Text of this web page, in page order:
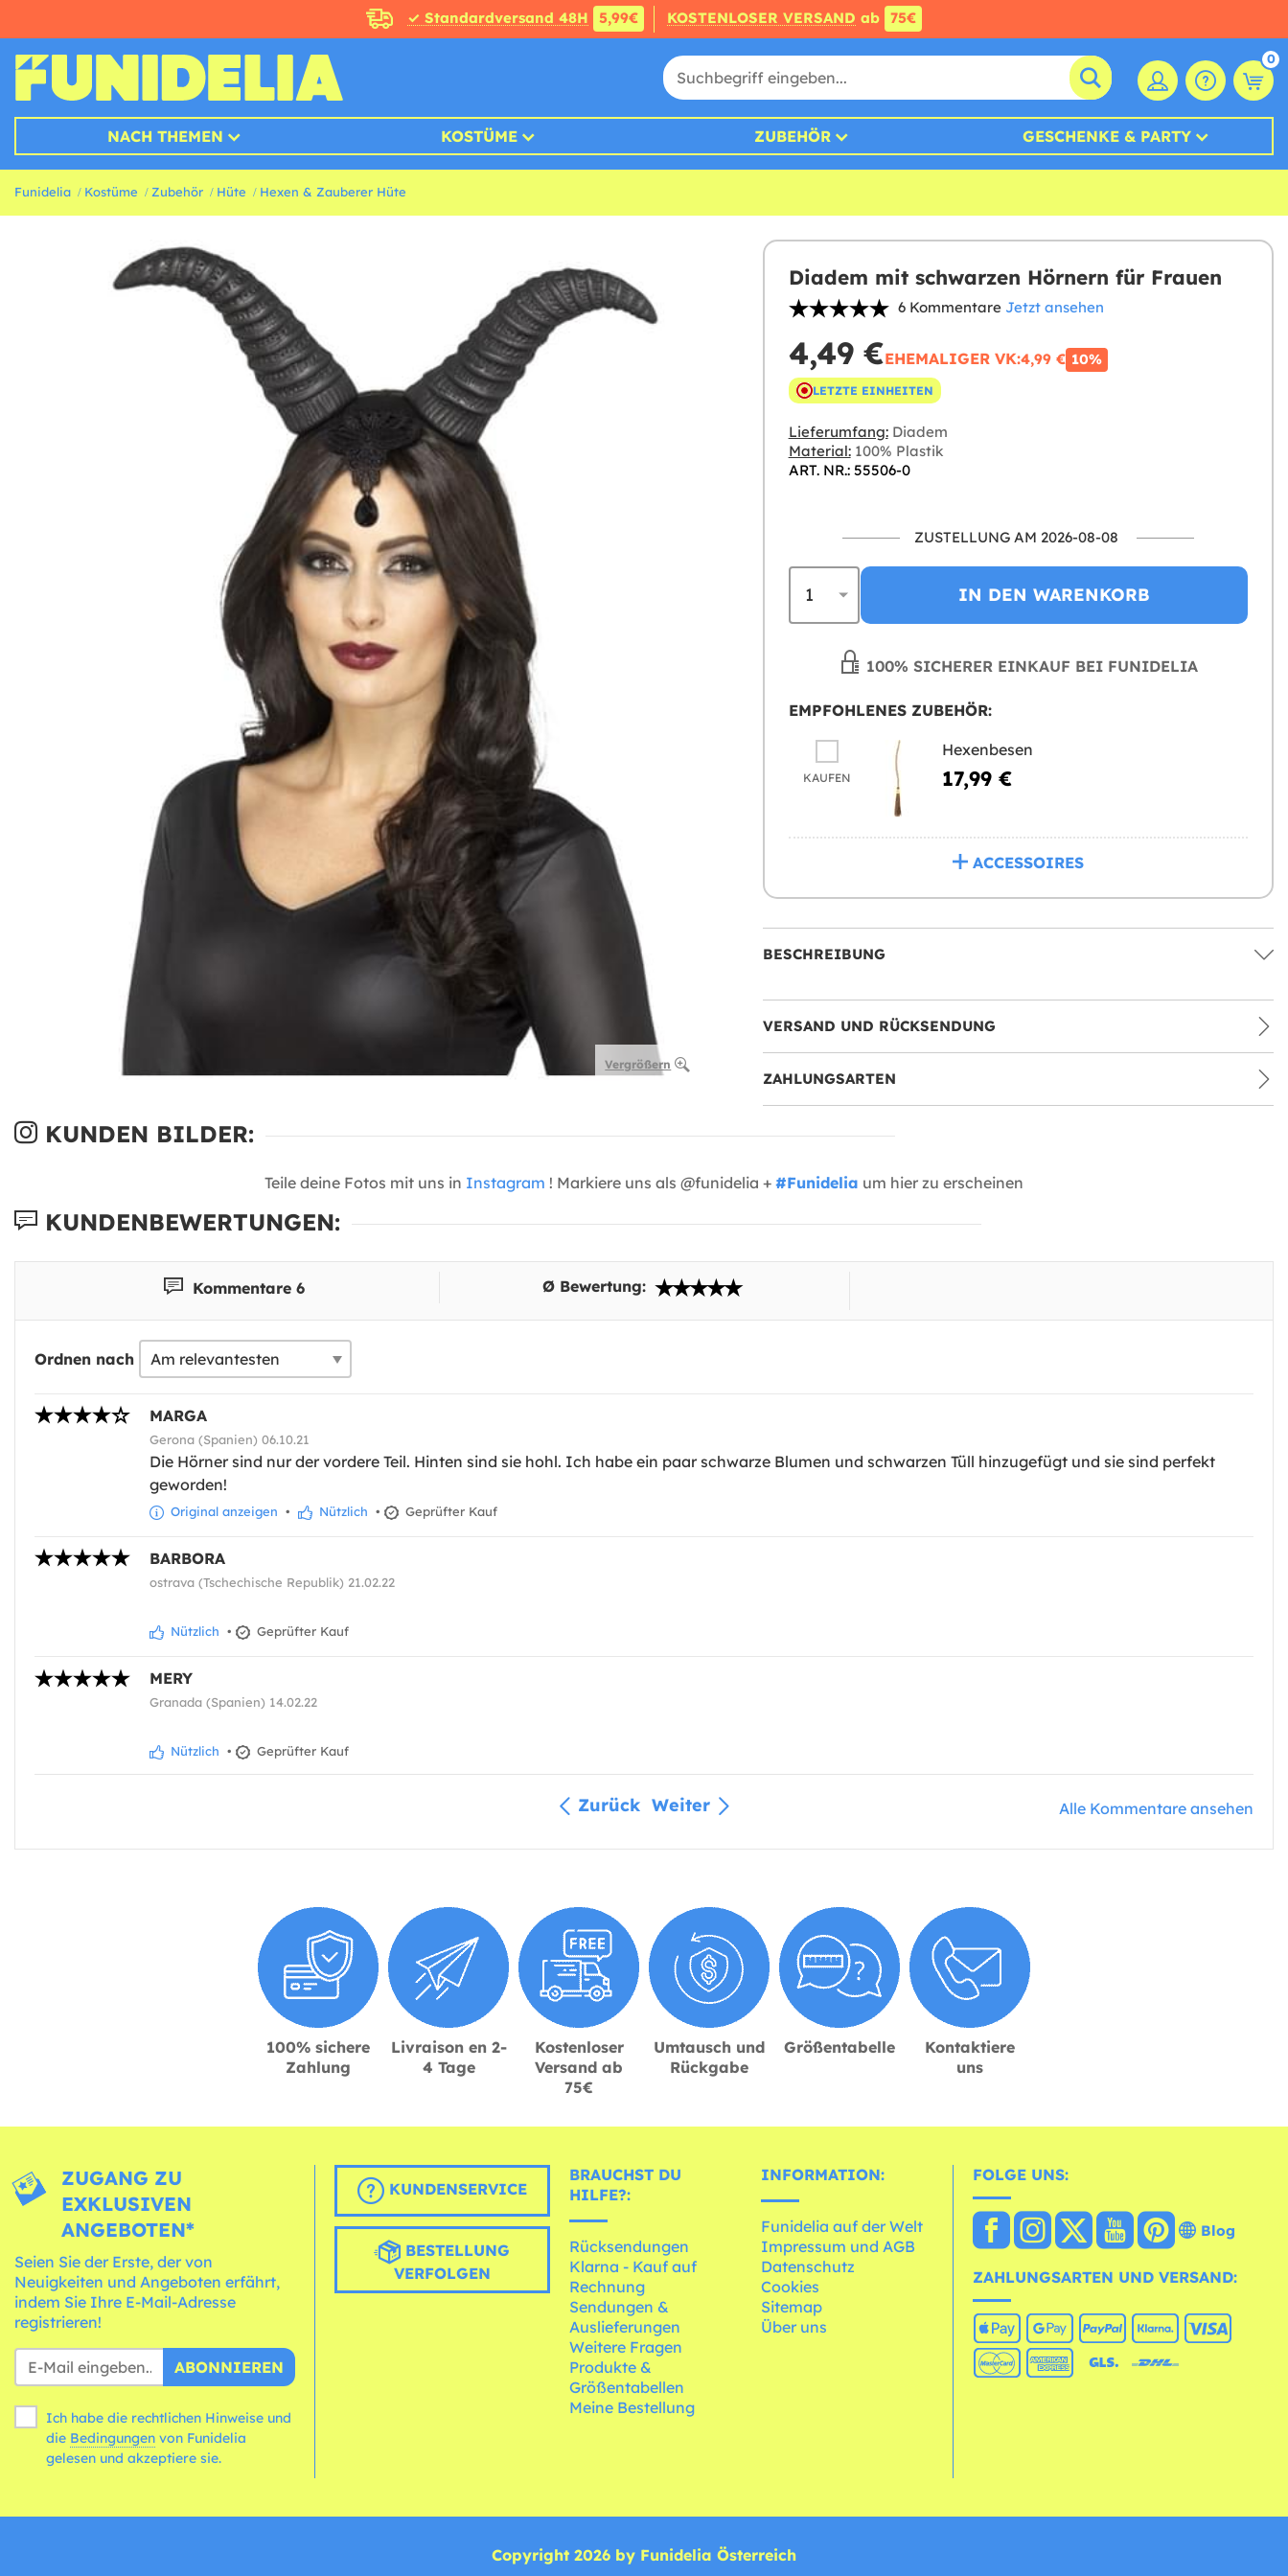
✓ Standardversand 48H 5,99€ KOSTENLOSER VERSAND ab 75€
0
NACH THEMEN KOSTÜME ZUBEHÖR GESCHENKE & PARTY
Funidelia Kostüme Zubehör Hüte Hexen & Zauberer Hüte
Vergrößern
Diadem mit schwarzen Hörnern für Frauen
6 Kommentare Jetzt ansehen
4,49 €EHEMALIGER VK:4,99 € 10%
LETZTE EINHEITEN
Lieferumfang:Diadem
Material:100% Plastik
ART. NR.: 55506-0
ZUSTELLUNG AM 2026-08-08
IN DEN WARENKORB
100% SICHERER EINKAUF BEI FUNIDELIA
EMPFOHLENES ZUBEHÖR:
KAUFEN
Hexenbesen
17,99 €
ACCESSOIRES
BESCHREIBUNG
VERSAND UND RÜCKSENDUNG
ZAHLUNGSARTEN
KUNDEN BILDER:
Teile deine Fotos mit uns in Instagram ! Markiere uns als @funidelia + #Funidelia um hier zu erscheinen
KUNDENBEWERTUNGEN:
Kommentare 6 Ø Bewertung:
Ordnen nach
MARGA
Gerona (Spanien) 06.10.21
Die Hörner sind nur der vordere Teil. Hinten sind sie hohl. Ich habe ein paar schwarze Blumen und schwarzen Tüll hinzugefügt und sie sind perfekt
geworden!
Original anzeigen • Nützlich • Geprüfter Kauf
BARBORA
ostrava (Tschechische Republik) 21.02.22
Nützlich • Geprüfter Kauf
MERY
Granada (Spanien) 14.02.22
Nützlich • Geprüfter Kauf
Zurück Weiter Alle Kommentare ansehen
100% sichere
Zahlung
Livraison en 2-
4 Tage
Kostenloser
Versand ab
75€
Umtausch und
Rückgabe
Größentabelle
Kontaktiere
uns
ZUGANG ZU
EXKLUSIVEN
ANGEBOTEN*
Seien Sie der Erste, der von
Neuigkeiten und Angeboten erfährt,
indem Sie Ihre E-Mail-Adresse
registrieren!
ABONNIEREN
Ich habe die rechtlichen Hinweise und
die Bedingungen
gelesen und akzeptiere sie.
KUNDENSERVICE
BESTELLUNG
VERFOLGEN
BRAUCHST DU
HILFE?:
Rücksendungen
Klarna - Kauf auf
Rechnung
Sendungen &
Auslieferungen
Weitere Fragen
Produkte &
Größentabellen
Meine Bestellung
INFORMATION:
Funidelia auf der Welt
Impressum und AGB
Datenschutz
Cookies
Sitemap
Über uns
FOLGE UNS:
Blog
ZAHLUNGSARTEN UND VERSAND:
Copyright 2026 by Funidelia Österreich